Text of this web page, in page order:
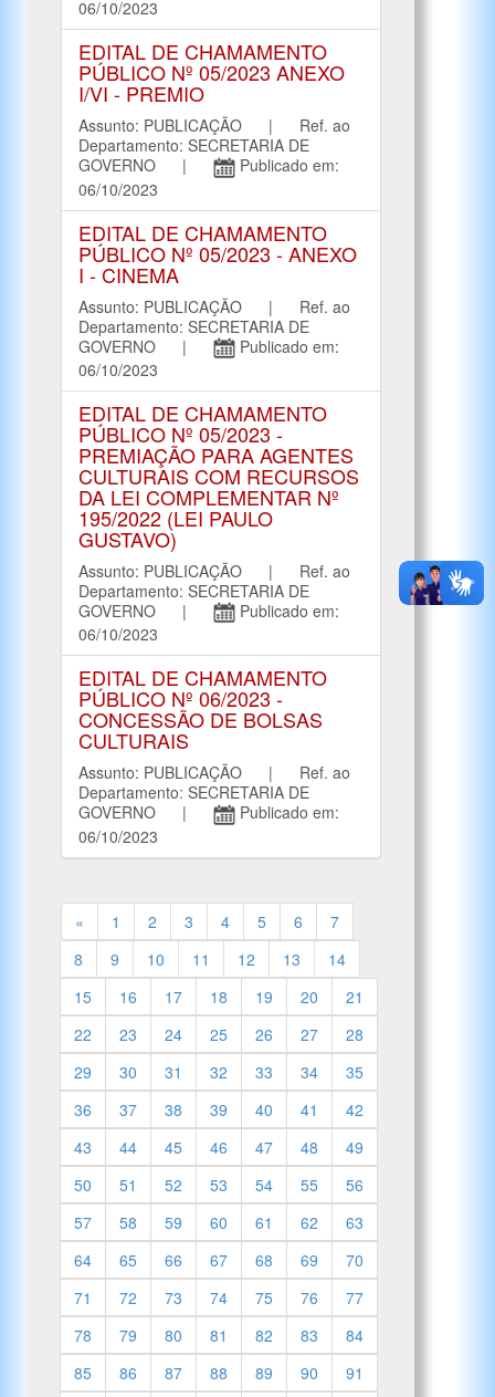
06/10/2023
EDITAL DE CHAMAMENTO
PÚBLICO Nº 05/2023 ANEXO
I/VI - PREMIO
Assunto: PUBLICAÇÃO | Ref. ao
Departamento: SECRETARIA DE
GOVERNO |
Publicado em:
06/10/2023
EDITAL DE CHAMAMENTO
PÚBLICO Nº 05/2023 - ANEXO
I - CINEMA
Assunto: PUBLICAÇÃO | Ref. ao
Departamento: SECRETARIA DE
GOVERNO |
Publicado em:
06/10/2023
EDITAL DE CHAMAMENTO
PÚBLICO Nº 05/2023 -
PREMIAÇÃO PARA AGENTES
CULTURAIS COM RECURSOS
DA LEI COMPLEMENTAR Nº
195/2022 (LEI PAULO
GUSTAVO)
Assunto: PUBLICAÇÃO | Ref. ao
Departamento: SECRETARIA DE
GOVERNO |
Publicado em:
06/10/2023
EDITAL DE CHAMAMENTO
PÚBLICO Nº 06/2023 -
CONCESSÃO DE BOLSAS
CULTURAIS
Assunto: PUBLICAÇÃO | Ref. ao
Departamento: SECRETARIA DE
GOVERNO |
Publicado em:
06/10/2023
« 1 2 3 4 5 6
7
8
9 10 11 12 13
14
15
16 17 18 19 20
21
22
23 24 25 26 27
28
29
30 31 32 33 34
35
36
37 38 39 40 41
42
43
44 45 46 47 48
49
50
51 52 53 54 55
56
57
58 59 60 61 62
63
64
65 66 67 68 69
70
71
72 73 74 75 76
77
78
79 80 81 82 83
84
85
86 87 88 89 90
91